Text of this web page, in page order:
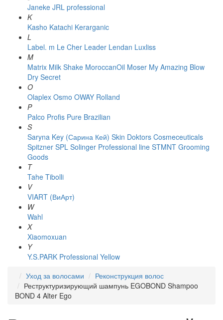
Janeke JRL professional
K
Kasho Katachi Kerarganic
L
Label. m Le Cher Leader Lendan Luxliss
M
Matrix Milk Shake MoroccanOil Moser My Amazing Blow
Dry Secret
O
Olaplex Osmo OWAY Rolland
P
Palco Profis Pure Brazilian
S
Saryna Key (Сарина Кей) Skin Doktors Cosmeceuticals
Spitzner SPL Solinger Professional line STMNT Grooming
Goods
T
Tahe Tibolli
V
VIART (ВиАрт)
W
Wahl
X
Xiaomoxuan
Y
Y.S.PARK Professional Yellow
Уход за волосами
Реконструкция волос
Реструктуризирующий шампунь EGOBOND Shampoo
BOND 4 Alter Ego